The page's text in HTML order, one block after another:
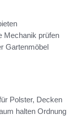
Mechanik prüfen
Gartenmöbel
Polster, Decken
halten Ordnung